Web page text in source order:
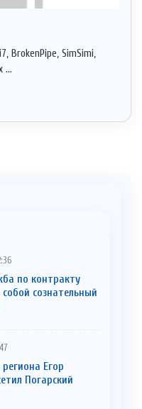
BrokenPipe, SimSimi,
...
по контракту
сознательный
Егор
Погарский